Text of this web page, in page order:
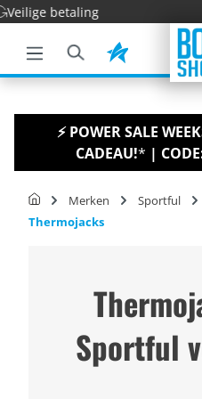
hoofdinhoud
⚡ POWER SALE
CADEAU!* |
Merken Sportful
Thermojacks
Sportful